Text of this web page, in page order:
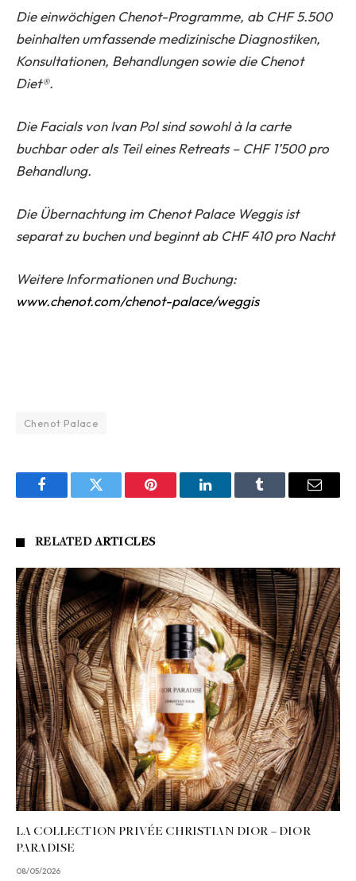
Die einwöchigen Chenot-Programme, ab CHF 5.500
beinhalten umfassende medizinische Diagnostiken,
Konsultationen, Behandlungen sowie die Chenot
Diet®.
Die Facials von Ivan Pol sind sowohl à la carte
buchbar oder als Teil eines Retreats – CHF 1’500 pro
Behandlung.
Die Übernachtung im Chenot Palace Weggis ist
separat zu buchen und beginnt ab CHF 410 pro Nacht
Weitere Informationen und Buchung:
www.chenot.com/chenot-palace/weggis
Chenot Palace
FacebookTwitter Pinterest LinkedInTumblr Email
RELATEDARTICLES
LA COLLECTION PRIVÉE CHRISTIAN DIOR – DIOR
PARADISE
08/05/2026